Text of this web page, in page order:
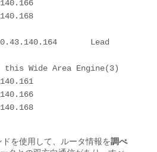
ドを使用して、ルータ情報を調べ